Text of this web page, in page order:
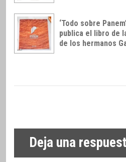
‘Todo sobre
publica el libro de
de los hermanos
Deja una